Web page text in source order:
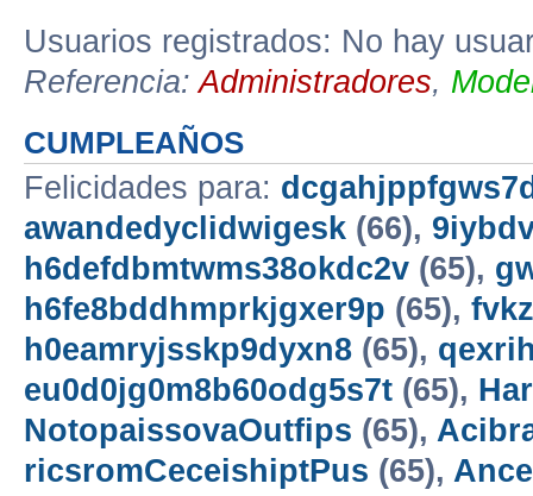
Usuarios registrados: No hay
Referencia:Administradores,
CUMPLEAÑOS
Felicidades para:
awandedyclidwigesk (66),
h6defdbmtwms38okdc2v (65),
h6fe8bddhmprkjgxer9p (65),
h0eamryjsskp9dyxn8 (65),
eu0d0jg0m8b60odg5s7t (65),
NotopaissovaOutfips (65),
ricsromCeceishiptPus (65),